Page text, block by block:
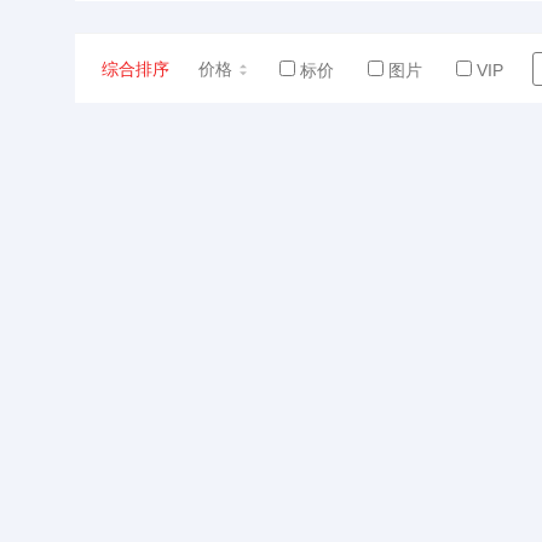
综合排序 价格 标价 图片 VIP